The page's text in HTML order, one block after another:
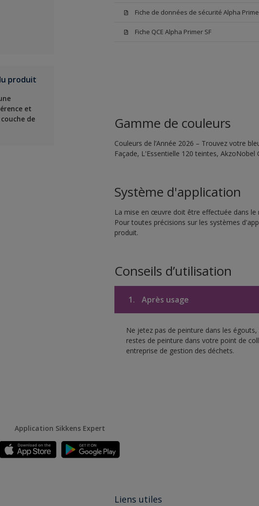
produit
et
de
Fiche de données de sécurité Alpha
Fiche QCE Alpha Primer SF
Gamme de couleurs
Couleurs de l’Année 2026 – Trouvez votre
Façade, L'Essentielle 120 teintes, AkzoNobel
Système d'application
La mise en œuvre doit être effectuée dans
Pour toutes précisions sur les systèmes
produit.
Conseils d’utilisation
1. Après usage
Ne jetez pas de peinture dans les
restes de peinture dans votre point de
entreprise de gestion des déchets.
Application Sikkens Expert
Liens utiles